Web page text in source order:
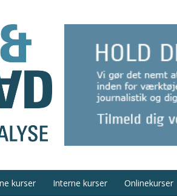
kurser Interne kurser Onlinekurser